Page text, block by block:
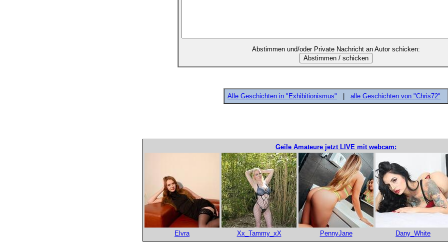
Abstimmen und/oder Private Nachricht an Autor schicken:
Alle Geschichten in "Exhibitionismus" | alle Geschichten von "Chris72"
Geile Amateure jetzt LIVE mit webcam:
Elvra Xx_Tammy_xX PennyJane Dany_White